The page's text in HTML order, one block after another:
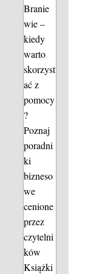
Branie
wie –
kiedy
warto
skorzyst
ać z
pomocy
?
Poznaj
poradni
ki
bizneso
we
cenione
przez
czytelni
ków
Książki